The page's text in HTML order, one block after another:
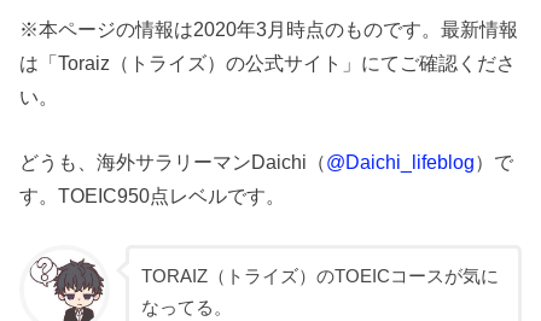
※本ページの情報は2020年3月時点のものです。最新情報
は「Toraiz（トライズ）の公式サイト」にてご確認くださ
い。
どうも、海外サラリーマンDaichi（@Daichi_lifeblog）で
す。TOEIC950点レベルです。
TORAIZ（トライズ）のTOEICコースが気に
なってる。